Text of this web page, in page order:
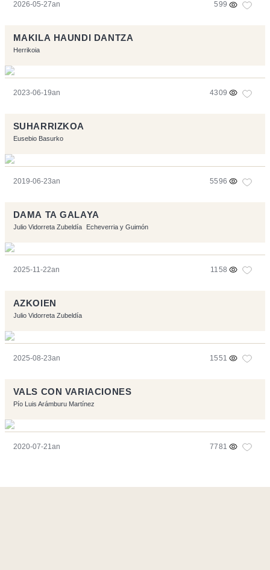
2026-05-27an 599
MAKILA HAUNDI DANTZA
Herrikoia
2023-06-19an 4309
SUHARRIZKOA
Eusebio Basurko
2019-06-23an 5596
DAMA TA GALAYA
Julio Vidorreta Zubeldía Echeverria y Guimón
2025-11-22an 1158
AZKOIEN
Julio Vidorreta Zubeldía
2025-08-23an 1551
VALS CON VARIACIONES
Pío Luis Arámburu Martínez
2020-07-21an 7781